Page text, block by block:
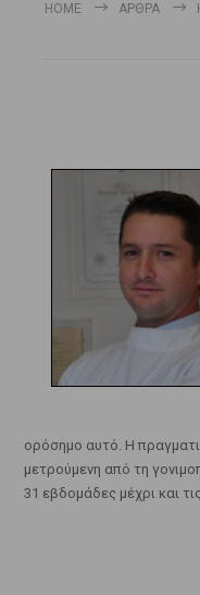
HOME ΆΡΘΡΑ
ορόσημο αυτό. Η
μετρούμενη από τη
31 εβδομάδες μέχρι και